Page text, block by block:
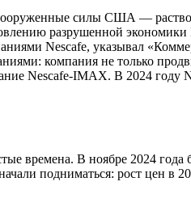
силы США —
разрушенной
Nescafe, указывал
компания не только
Nescafe-IMAX. В 2024 году
времена. В ноябре 2024
подниматься: рост цен в